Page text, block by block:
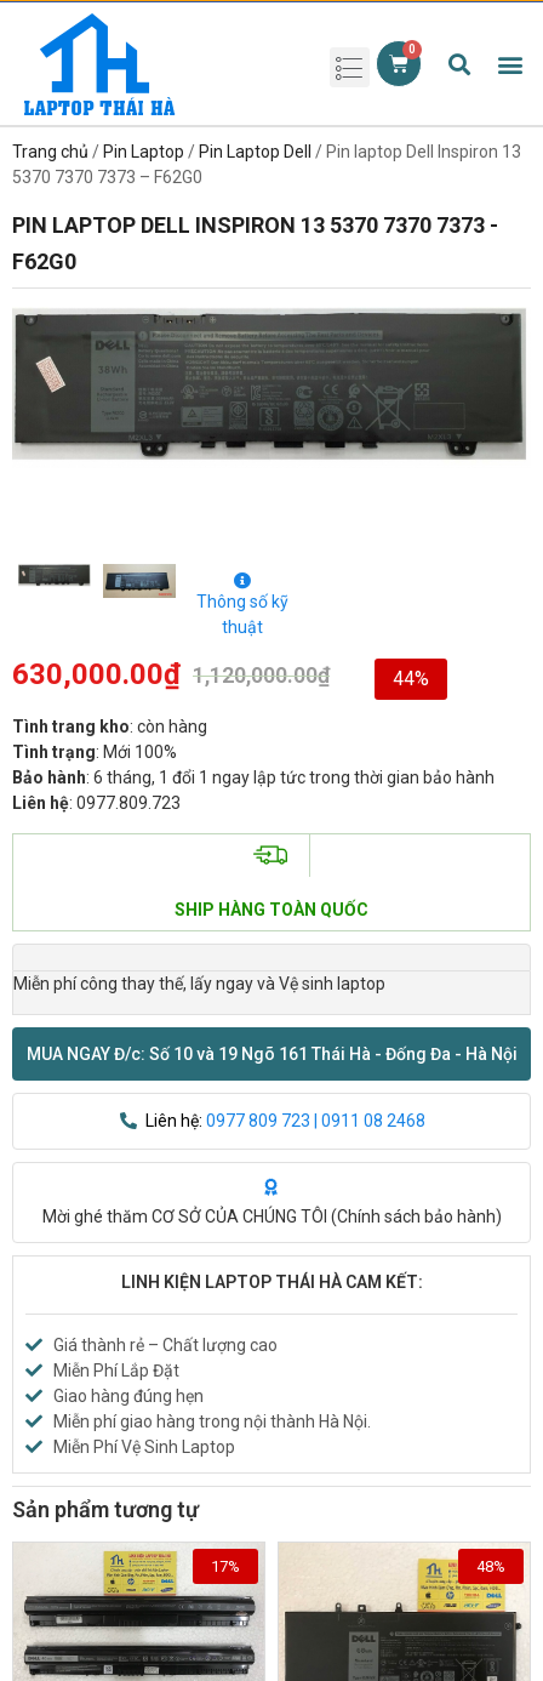
Trang chủ / Pin Laptop / Pin Laptop Dell
/ Pin laptop Dell Inspiron 13
5370 7370 7373 – F62G0
PIN LAPTOP DELL INSPIRON 13 5370 7370 7373 -
F62G0
Thông số kỹ
thuật
1,120,000.00₫
630,000.00₫ 44%
Tình trang kho: còn hàng
Tình trạng: Mới 100%
Bảo hành: 6 tháng, 1 đổi 1 ngay lập tức trong thời gian bảo hành
Liên hệ: 0977.809.723
SHIP HÀNG TOÀN QUỐC
Miễn phí công thay thế, lấy ngay và Vệ sinh laptop
MUA NGAY Đ/c: Số 10 và 19 Ngõ 161 Thái Hà - Đống Đa - Hà Nội
Liên hệ: 0977 809 723 | 0911 08 2468
Mời ghé thăm CƠ SỞ CỦA CHÚNG TÔI (Chính sách bảo hành)
LINH KIỆN LAPTOP THÁI HÀ CAM KẾT:
Giá thành rẻ – Chất lượng cao
Miễn Phí Lắp Đặt
Giao hàng đúng hẹn
Miễn phí giao hàng trong nội thành Hà Nội.
Miễn Phí Vệ Sinh Laptop
Sản phẩm tương tự
17% 48%